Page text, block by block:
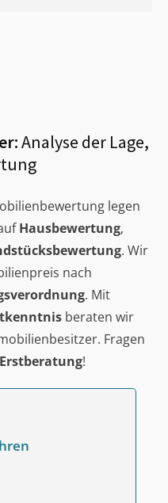
Analyse der Lage,
legen
Hausbewertung,
. Wir
nach
. Mit
beraten wir
Fragen
!